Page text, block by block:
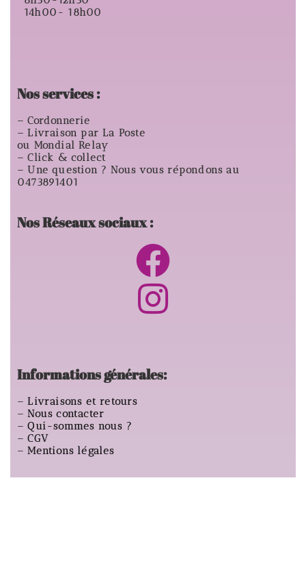
14h00- 18h00
Nos services :
– Cordonnerie
– Livraison par La Poste
ou Mondial Relay
– Click & collect
– Une question ? Nous vous répondons au
0473891401
Nos Réseaux sociaux :
Informations générales:
–Livraisons et retours
–Nous contacter
–Qui-sommes nous ?
–CGV
–Mentions légales